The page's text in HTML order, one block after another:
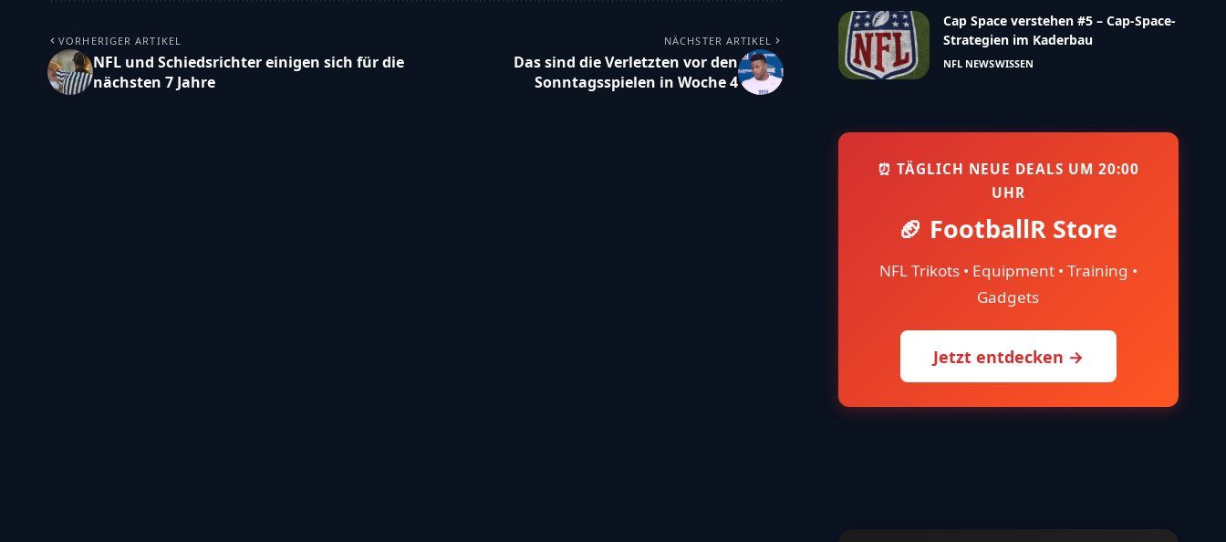
VORHERIGER ARTIKEL
NFL und Schiedsrichter einigen sich für die
nächsten 7 Jahre
NÄCHSTER ARTIKEL
Das sind die Verletzten vor den
Sonntagsspielen in Woche 4
Cap Space verstehen #5 – Cap-Space-
Strategien im Kaderbau
NFL NEWSWISSEN
⏰ TÄGLICH NEUE DEALS UM 20:00
UHR
🏈 FootballR Store
NFL Trikots • Equipment • Training •
Gadgets
Jetzt entdecken →